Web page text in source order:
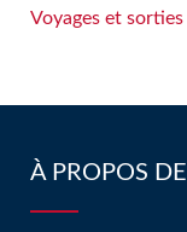
Voyages et sorties
À PROPOS